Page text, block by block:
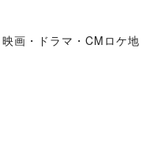
映画・ドラマ・CMロケ地